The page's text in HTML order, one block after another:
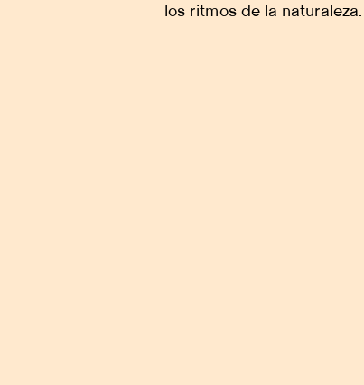
los ritmos de la naturaleza.